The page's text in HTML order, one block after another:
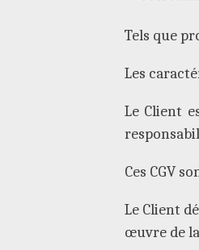
Tels que
Les
Le Client
Ces CGV
Le Client
œuvre de